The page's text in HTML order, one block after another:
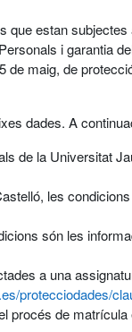
estan
i garantia
maig, de
dades. A
de la Universitat
les
són les
a una
protecciodades/
procés de